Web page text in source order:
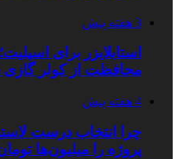
3 هفته پیش
استابلایزر برای
محافظت از کولر گازی
4 هفته پیش
چرا انتخاب درست
پروژه را میلیون‌ها